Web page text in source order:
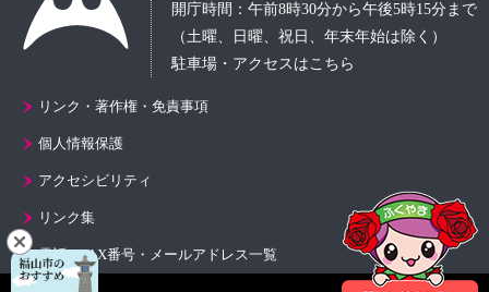
開庁時間：午前8時30分から午後5時15分まで
（土曜、日曜、祝日、年末年始は除く）
駐車場・アクセスはこちら
リンク・著作権・免責事項
個人情報保護
アクセシビリティ
リンク集
電話・FAX番号・メールアドレス一覧